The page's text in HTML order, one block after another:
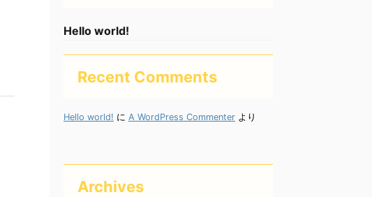
Hello world!
Recent Comments
Hello world! に A WordPress Commenter より
Archives